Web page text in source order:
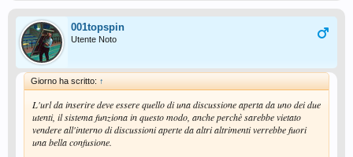
001topspin
Utente Noto
Giorno ha scritto: ↑
L'url da inserire deve essere quello di una discussione aperta da uno dei due
utenti, il sistema funziona in questo modo, anche perchè sarebbe vietato
vendere all'interno di discussioni aperte da altri altrimenti verrebbe fuori
una bella confusione.